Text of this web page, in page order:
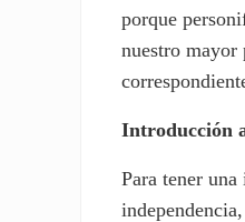
porque
nuestro mayor
Introducción
Para tener